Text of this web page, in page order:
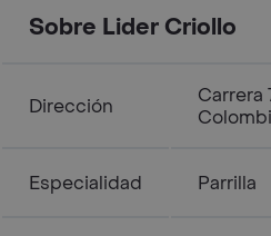
Sobre Lider Criollo
Dirección
Carrera
Especialidad Parrilla